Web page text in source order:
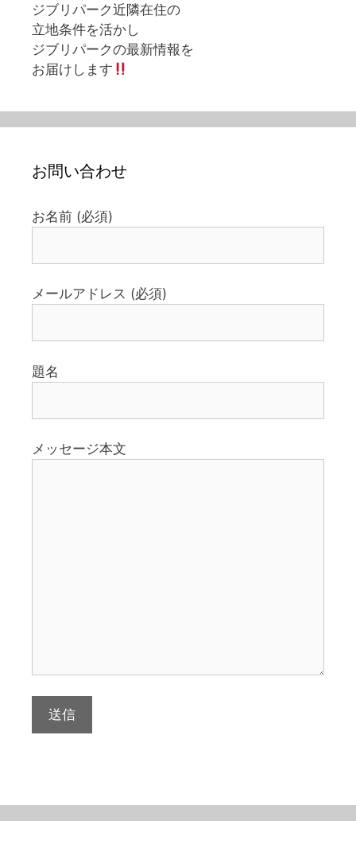
ジブリパーク近隣在住の
立地条件を活かし
ジブリパークの最新情報を
お届けします
お問い合わせ
お名前 (必須)
メールアドレス (必須)
題名
メッセージ本文